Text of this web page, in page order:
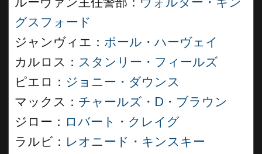
グスフォード
ジャンヴィエ： ポール・ハーヴェイ
カルロス： スタンリー・フィールズ
ピエロ： ジョニー・ダウンス
マックス： チャールズ・D・ブラウン
ジロー： ロバート・クレイグ
ラルビ： レオニード・キンスキー